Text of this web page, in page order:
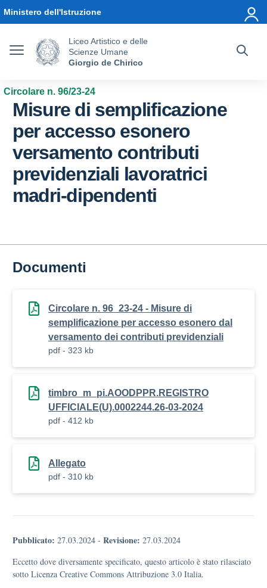
Ministero dell'Istruzione
Liceo Artistico e delle
Scienze Umane
Giorgio de Chirico
Circolare n. 96/23-24
Misure di semplificazione
per accesso esonero
versamento contributi
previdenziali lavoratrici
madri-dipendenti
Documenti
Circolare n. 96_23-24 - Misure di
semplificazione per accesso esonero dal
versamento dei contributi previdenziali
pdf - 323 kb
timbro_m_pi.AOODPPR.REGISTRO
UFFICIALE(U).0002244.26-03-2024
pdf - 412 kb
Allegato
pdf - 310 kb
Pubblicato: 27.03.2024 - Revisione: 27.03.2024
Eccetto dove diversamente specificato, questo articolo è stato rilasciato
sotto Licenza Creative Commons Attribuzione 3.0 Italia.